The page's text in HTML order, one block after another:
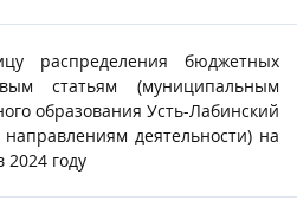
распределения бюджетных
статьям (муниципальным
образования Усть-Лабинский
деятельности) на
году